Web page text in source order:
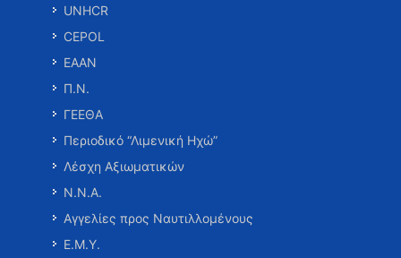
UNHCR
CEPOL
ΕΑΑΝ
Π.Ν.
ΓΕΕΘΑ
Περιοδικό “Λιμενική Ηχώ”
Λέσχη Αξιωματικών
Ν.Ν.Α.
Αγγελίες προς Ναυτιλλομένους
Ε.Μ.Υ.